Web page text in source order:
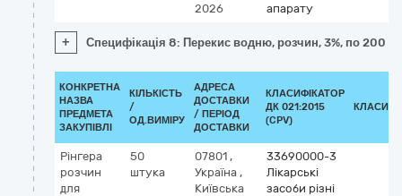
2026
апарату
+ Специфікація 8: Перекис водню, розчин, 3%, по 200
КОНКРЕТНА
НАЗВА
ПРЕДМЕТА
ЗАКУПІВЛІ
КІЛЬКІСТЬ
/
ОД.ВИМІРУ
АДРЕСА
ДОСТАВКИ
/ ПЕРІОД
ДОСТАВКИ
КЛАСИФІКАТОР
ДК 021:2015
(CPV)
Рінгера
розчин
для
50
штука
07801 ,
Україна ,
Київська
33690000-3
Лікарські
засоби різні